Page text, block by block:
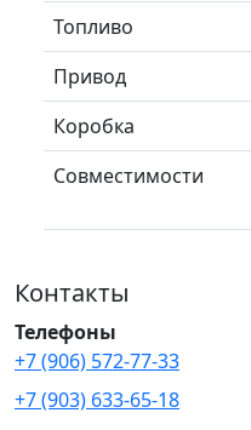
Топливо
Привод
Коробка
Совместимости
Контакты
Телефоны
+7 (906) 572-77-33
+7 (903) 633-65-18